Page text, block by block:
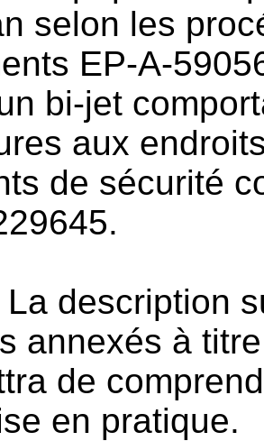
selon les
EP-A-
bi-jet
aux
de sécurité
La description
annexés à
de
en pratique.